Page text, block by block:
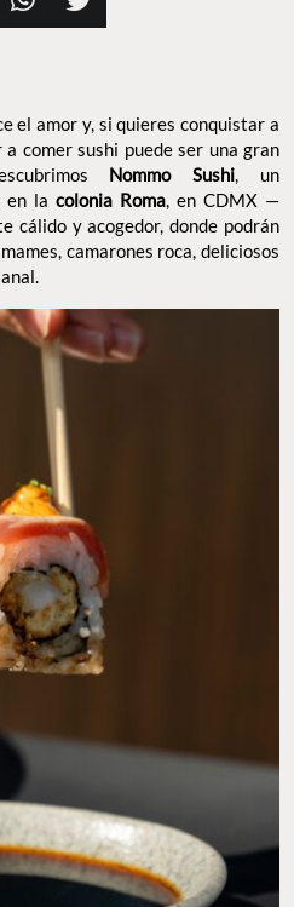
el amor y, si quieres conquistar a
comer sushi puede ser una gran
Nommo Sushi, un
en la colonia Roma, en CDMX —
cálido y acogedor, donde podrán
camarones roca, deliciosos